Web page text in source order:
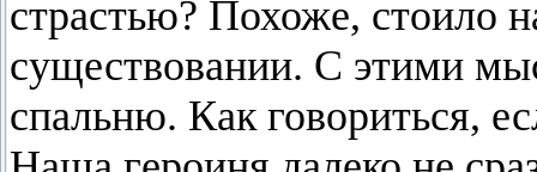
страстью? Похоже, стоило
существовании. С этими
спальню. Как говориться,